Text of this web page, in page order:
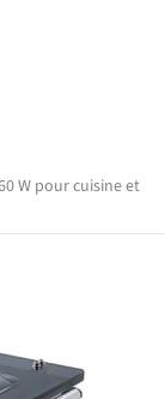
W pour cuisine et